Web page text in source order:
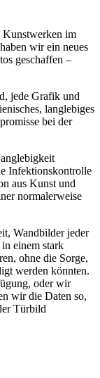
Kunstwerken im
wir ein neues
geschaffen –
jede Grafik und
langlebiges
bei der
Infektionskontrolle
aus Kunst und
normalerweise
Wandbilder jeder
einem stark
ohne die Sorge,
werden könnten.
oder wir
wir die Daten so,
Türbild